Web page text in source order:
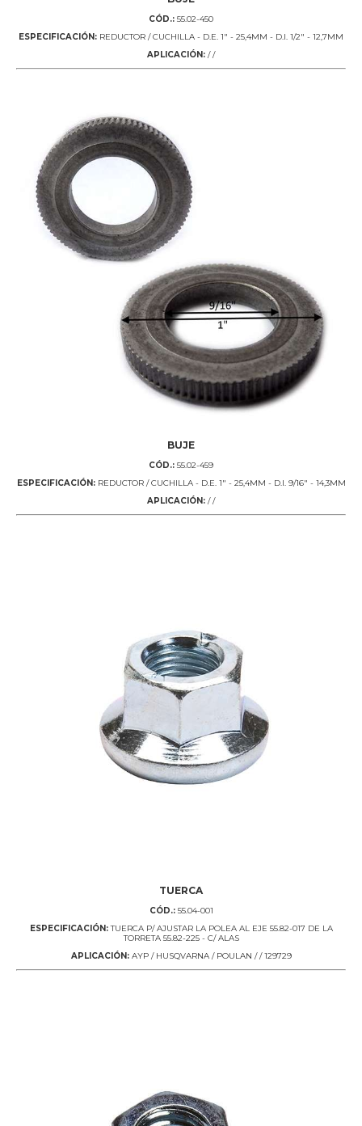
CÓD.: 55.02-450
ESPECIFICACIÓN: REDUCTOR / CUCHILLA - D.E. 1" - 25,4MM - D.I. 1/2" - 12,7MM
APLICACIÓN: / /
BUJE
CÓD.: 55.02-459
ESPECIFICACIÓN:REDUCTOR / CUCHILLA - D.E. 1" - 25,4MM - D.I. 9/16" - 14,3MM
APLICACIÓN: / /
TUERCA
CÓD.:55.04-001
ESPECIFICACIÓN:TUERCA P/ AJUSTAR LA POLEA AL EJE 55.82-017 DE LA
TORRETA 55.82-225 - C/ ALAS
APLICACIÓN:AYP / HUSQVARNA / POULAN / / 129729